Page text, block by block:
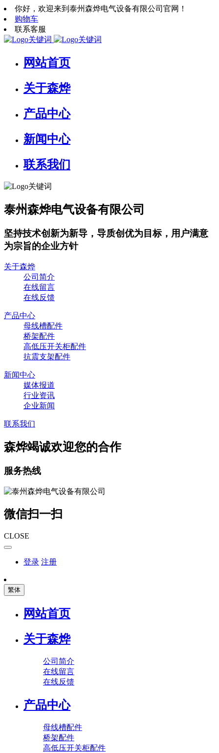
你好，欢迎来到泰州森烨电气设备有限公司官网！
购物车
联系客服
网站首页
关于森烨
产品中心
新闻中心
联系我们
泰州森烨电气设备有限公司
坚持技术创新为新导，导质创优为目标，用户满意
为宗旨的企业方针
关于森烨
公司简介
在线留言
在线反馈
产品中心
母线槽配件
桥架配件
高低压开关柜配件
抗震支架配件
新闻中心
媒体报道
行业资讯
企业新闻
联系我们
森烨竭诚欢迎您的合作
服务热线
微信扫一扫
CLOSE
登录 注册
繁体
网站首页
关于森烨
公司简介
在线留言
在线反馈
产品中心
母线槽配件
桥架配件
高低压开关柜配件